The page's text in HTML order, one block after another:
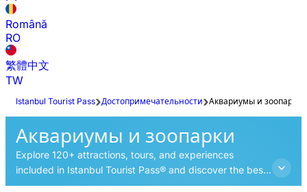
Română
RO
繁體中文
TW
Istanbul Tourist Pass Достопримечательности Аквариумы и зоопарки
Аквариумы и зоопарки
Explore 120+ attractions, tours, and experiences
included in Istanbul Tourist Pass® and discover the best
things to do in Istanbul.